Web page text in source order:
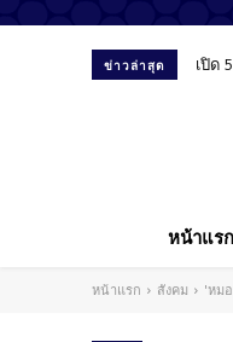
ข่าวล่าสุด เปิด
หน้าแรก
หน้าแรก สังคม 'หม